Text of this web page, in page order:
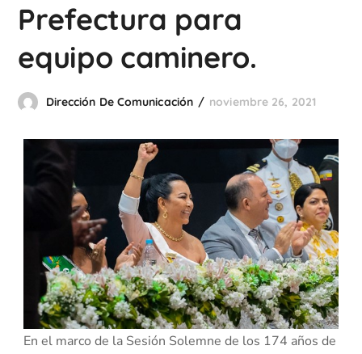
Prefectura para
equipo caminero.
Dirección De Comunicación noviembre 26, 2021
En el marco de la Sesión Solemne de los 174 años de